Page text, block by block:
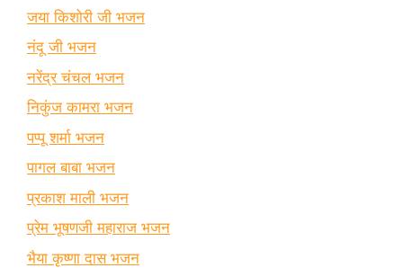
जया किशोरी जी भजन
नंदू जी भजन
नरेंद्र चंचल भजन
निकुंज कामरा भजन
पप्पू शर्मा भजन
पागल बाबा भजन
प्रकाश माली भजन
प्रेम भूषणजी महाराज भजन
भैया कृष्णा दास भजन